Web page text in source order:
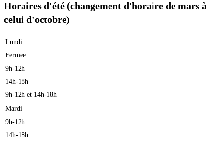
Horaires d'été (changement d'horaire de mars à
celui d'octobre)
Lundi
Fermée
9h-12h
14h-18h
9h-12h et 14h-18h
Mardi
9h-12h
14h-18h